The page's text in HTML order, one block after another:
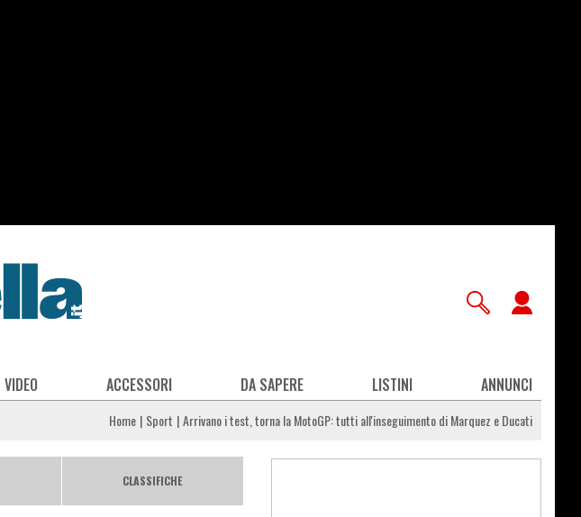
VIDEO ACCESSORI DA SAPERE LISTINI ANNUNCI
Home Sport Arrivano i test, torna la MotoGP: tutti all'inseguimento di Marquez e Ducati
CLASSIFICHE